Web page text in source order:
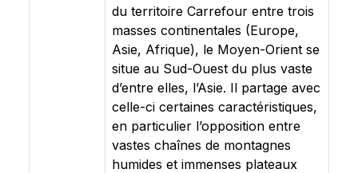
du territoire Carrefour entre trois
masses continentales (Europe,
Asie, Afrique), le Moyen-Orient se
situe au Sud-Ouest du plus vaste
d’entre elles, l’Asie. Il partage avec
celle-ci certaines caractéristiques,
en particulier l’opposition entre
vastes chaînes de montagnes
humides et immenses plateaux